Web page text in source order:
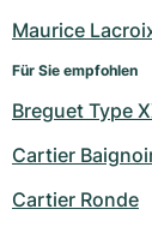
Maurice
Für Sie empfohlen
Breguet Type
Cartier
Cartier Ronde